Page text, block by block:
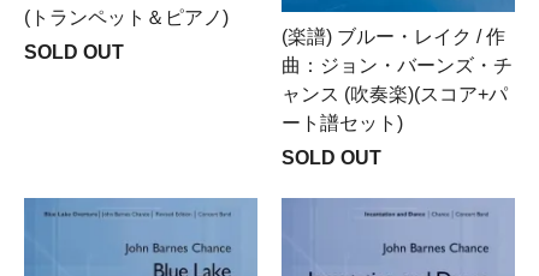
(トランペット＆ピアノ)
SOLD OUT
(楽譜) ブルー・レイク / 作
曲：ジョン・バーンズ・チ
ャンス (吹奏楽)(スコア+パ
ート譜セット)
SOLD OUT